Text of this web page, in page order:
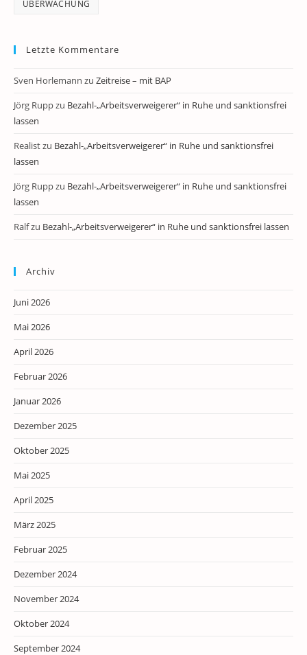
ÜBERWACHUNG
Letzte Kommentare
Sven Horlemann zu Zeitreise – mit BAP
Jörg Ruppzu Bezahl-„Arbeitsverweigerer“ in Ruhe und sanktionsfrei
lassen
Realistzu Bezahl-„Arbeitsverweigerer“ in Ruhe und sanktionsfrei
lassen
Jörg Ruppzu Bezahl-„Arbeitsverweigerer“ in Ruhe und sanktionsfrei
lassen
Ralfzu Bezahl-„Arbeitsverweigerer“ in Ruhe und sanktionsfrei lassen
Archiv
Juni 2026
Mai 2026
April 2026
Februar 2026
Januar 2026
Dezember 2025
Oktober 2025
Mai 2025
April 2025
März 2025
Februar 2025
Dezember 2024
November 2024
Oktober 2024
September 2024